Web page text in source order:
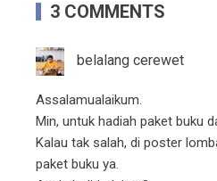
3 COMMENTS
belalang cerewet
Assalamualaikum.
Min, untuk hadiah paket buku
Kalau tak salah, di poster
paket buku ya.